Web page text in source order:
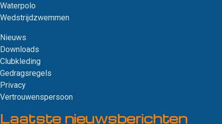
Waterpolo
Wedstrijdzwemmen
Nieuws
Downloads
Clubkleding
Gedragsregels
Privacy
Vertrouwenspersoon
Laatste nieuws­berichten